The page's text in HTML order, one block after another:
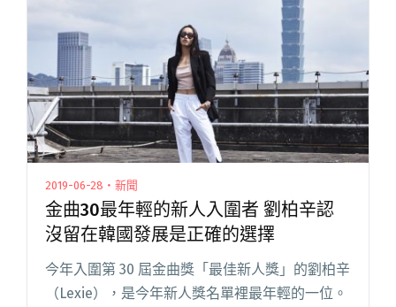
"樂悠悠之口預告2026年三月閉幕 創辦人東祐：
感謝大家過去六年多來的支持！"
2019-06-28・新聞
金曲30最年輕的新人入圍者 劉柏辛認
沒留在韓國發展是正確的選擇
今年入圍第 30 屆金曲獎「最佳新人獎」的劉柏辛
（Lexie），是今年新人獎名單裡最年輕的一位。